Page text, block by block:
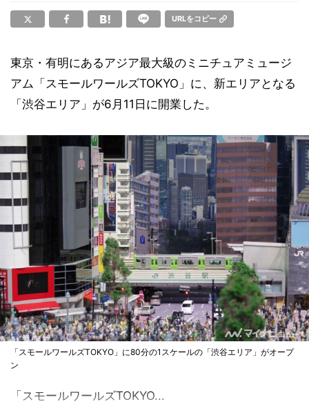
URLをコピー
東京・有明にあるアジア最大級のミニチュアミュージ
アム「スモールワールズTOKYO」に、新エリアとなる
「渋谷エリア」が6月11日に開業した。
「スモールワールズTOKYO」に80分の1スケールの「渋谷エリア」がオープ
ン
「スモールワールズTOKYO...